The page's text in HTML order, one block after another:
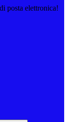
posta elettronica!